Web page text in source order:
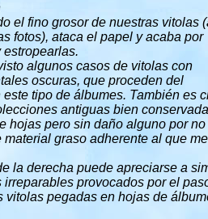
el fino grosor de nuestras vitolas
fotos), ataca el papel y acaba por
algunos casos de vitolas con
oscuras, que proceden del
tipo de álbumes. También es
antiguas bien
hojas pero sin daño alguno por no
material graso adherente al que me
la derecha puede apreciarse a
irreparables provocados por el
vitolas pegadas en hojas de